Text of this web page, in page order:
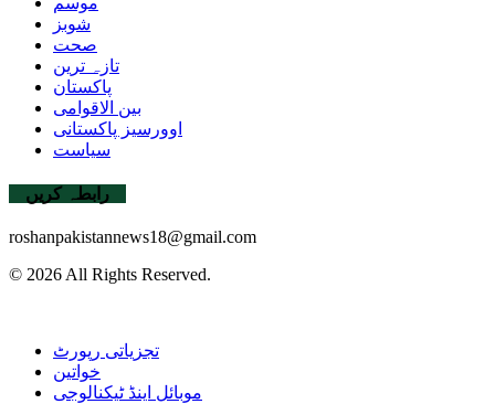
شوبز
صحت
تازہ ترین
پاکستان
بین الاقوامی
اوورسیز پاکستانی
سیاست
رابطہ کریں
roshanpakistannews18@gmail.com
© 2026 All Rights Reserved.
تجزیاتی رپورٹ
خواتین
موبائل اینڈ ٹیکنالوجی